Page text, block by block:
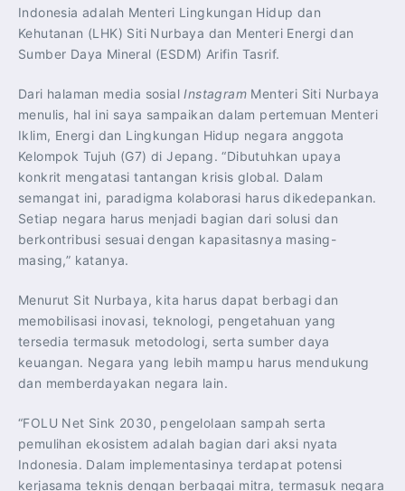
Indonesia adalah Menteri Lingkungan Hidup dan
Kehutanan (LHK) Siti Nurbaya dan Menteri Energi dan
Sumber Daya Mineral (ESDM) Arifin Tasrif.
Dari halaman media sosial Instagram Menteri Siti Nurbaya
menulis, hal ini saya sampaikan dalam pertemuan Menteri
Iklim, Energi dan Lingkungan Hidup negara anggota
Kelompok Tujuh (G7) di Jepang. “Dibutuhkan upaya
konkrit mengatasi tantangan krisis global. Dalam
semangat ini, paradigma kolaborasi harus dikedepankan.
Setiap negara harus menjadi bagian dari solusi dan
berkontribusi sesuai dengan kapasitasnya masing-
masing,” katanya.
Menurut Sit Nurbaya, kita harus dapat berbagi dan
memobilisasi inovasi, teknologi, pengetahuan yang
tersedia termasuk metodologi, serta sumber daya
keuangan. Negara yang lebih mampu harus mendukung
dan memberdayakan negara lain.
“FOLU Net Sink 2030, pengelolaan sampah serta
pemulihan ekosistem adalah bagian dari aksi nyata
Indonesia. Dalam implementasinya terdapat potensi
kerjasama teknis dengan berbagai mitra, termasuk negara